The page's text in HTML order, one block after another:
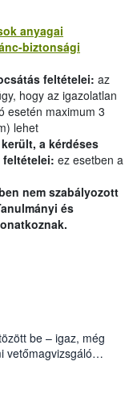
anyagai
biztonsági
feltételei: az
hogy az igazolatlan
esetén maximum 3
lehet
a kérdéses
feltételei: ez esetben a
nem szabályozott
és
be – igaz, még
vetőmagvizsgáló
Győző által